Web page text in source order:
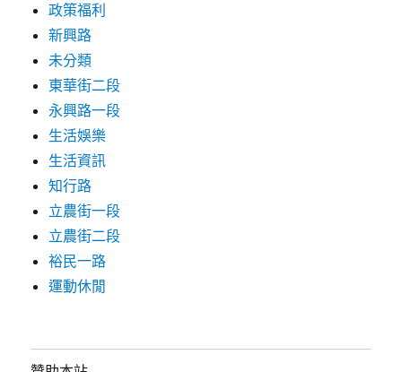
政策福利
新興路
未分類
東華街二段
永興路一段
生活娛樂
生活資訊
知行路
立農街一段
立農街二段
裕民一路
運動休閒